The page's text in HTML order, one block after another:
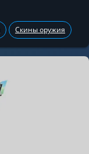
Скины оружия